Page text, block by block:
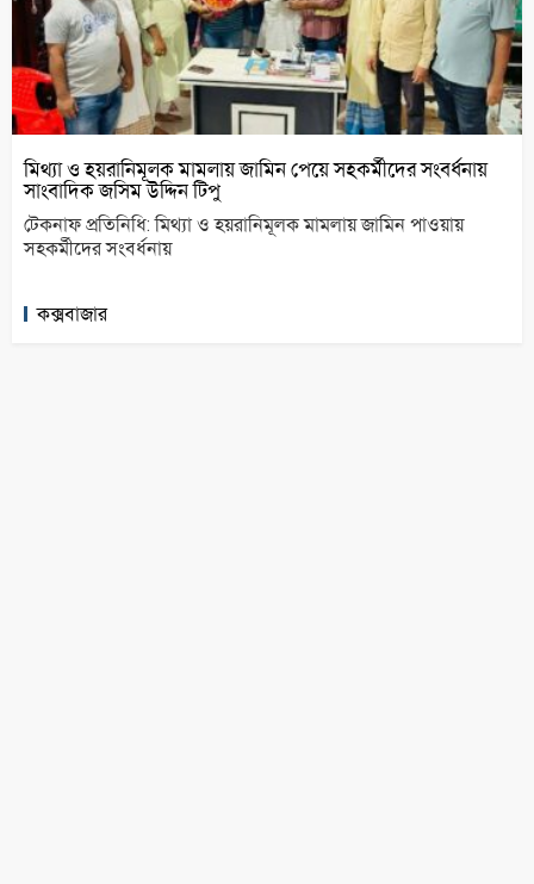
মিথ্যা ও হয়রানিমূলক মামলায় জামিন পেয়ে সহকর্মীদের সংবর্ধনায়
সাংবাদিক জসিম উদ্দিন টিপু
টেকনাফ প্রতিনিধি: মিথ্যা ও হয়রানিমূলক মামলায় জামিন পাওয়ায়
সহকর্মীদের সংবর্ধনায়
কক্সবাজার